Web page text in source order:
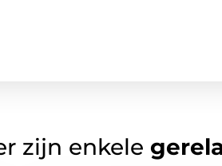
zijn enkele